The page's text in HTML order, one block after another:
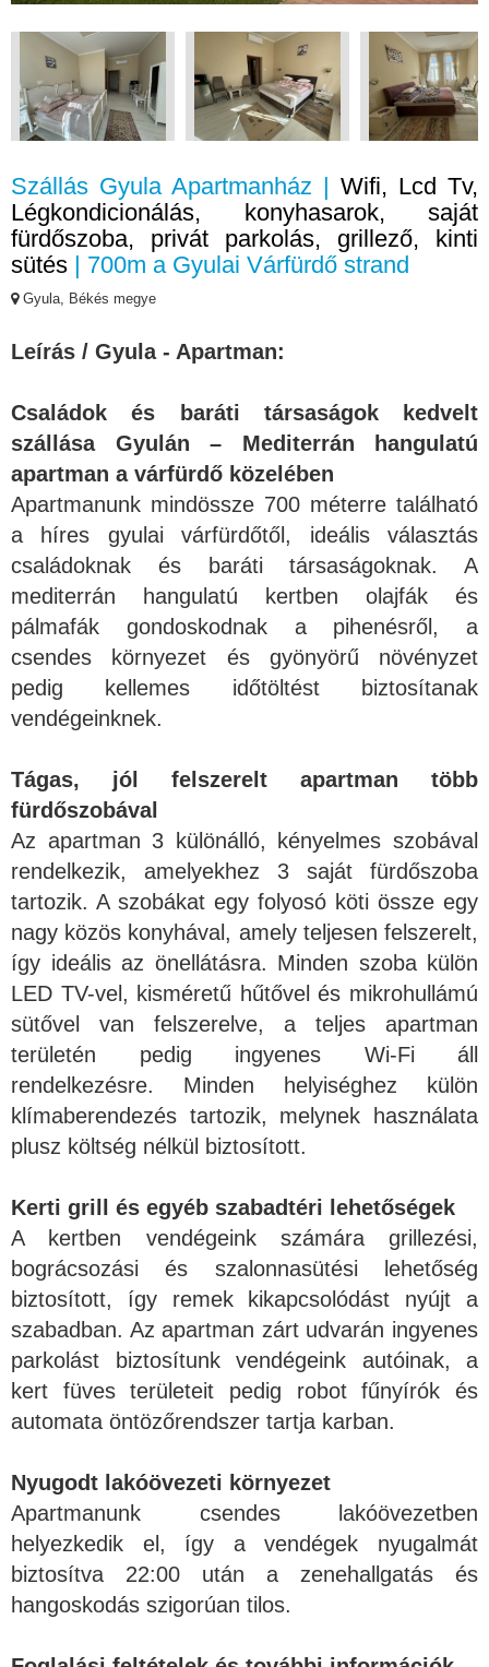
Szállás Gyula Apartmanház | Wifi, Lcd Tv,
Légkondicionálás, konyhasarok, saját
fürdőszoba, privát parkolás, grillező, kinti
sütés | 700m a Gyulai Várfürdő strand
Gyula, Békés megye
Leírás / Gyula - Apartman:
Családok és baráti társaságok kedvelt
szállása Gyulán – Mediterrán hangulatú
apartman a várfürdő közelében
Apartmanunk mindössze 700 méterre található
a híres gyulai várfürdőtől, ideális választás
családoknak és baráti társaságoknak. A
mediterrán hangulatú kertben olajfák és
pálmafák gondoskodnak a pihenésről, a
csendes környezet és gyönyörű növényzet
pedig kellemes időtöltést biztosítanak
vendégeinknek.
Tágas, jól felszerelt apartman több
fürdőszobával
Az apartman 3 különálló, kényelmes szobával
rendelkezik, amelyekhez 3 saját fürdőszoba
tartozik. A szobákat egy folyosó köti össze egy
nagy közös konyhával, amely teljesen felszerelt,
így ideális az önellátásra. Minden szoba külön
LED TV-vel, kisméretű hűtővel és mikrohullámú
sütővel van felszerelve, a teljes apartman
területén pedig ingyenes Wi-Fi áll
rendelkezésre. Minden helyiséghez külön
klímaberendezés tartozik, melynek használata
plusz költség nélkül biztosított.
Kerti grill és egyéb szabadtéri lehetőségek
A kertben vendégeink számára grillezési,
bográcsozási és szalonnasütési lehetőség
biztosított, így remek kikapcsolódást nyújt a
szabadban. Az apartman zárt udvarán ingyenes
parkolást biztosítunk vendégeink autóinak, a
kert füves területeit pedig robot fűnyírók és
automata öntözőrendszer tartja karban.
Nyugodt lakóövezeti környezet
Apartmanunk csendes lakóövezetben
helyezkedik el, így a vendégek nyugalmát
biztosítva 22:00 után a zenehallgatás és
hangoskodás szigorúan tilos.